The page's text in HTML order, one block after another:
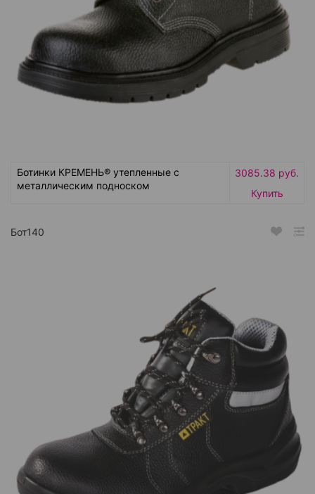
Ботинки КРЕМЕНЬ® утепленные с
металлическим подноском
3085.38 руб.
Купить
Бот140